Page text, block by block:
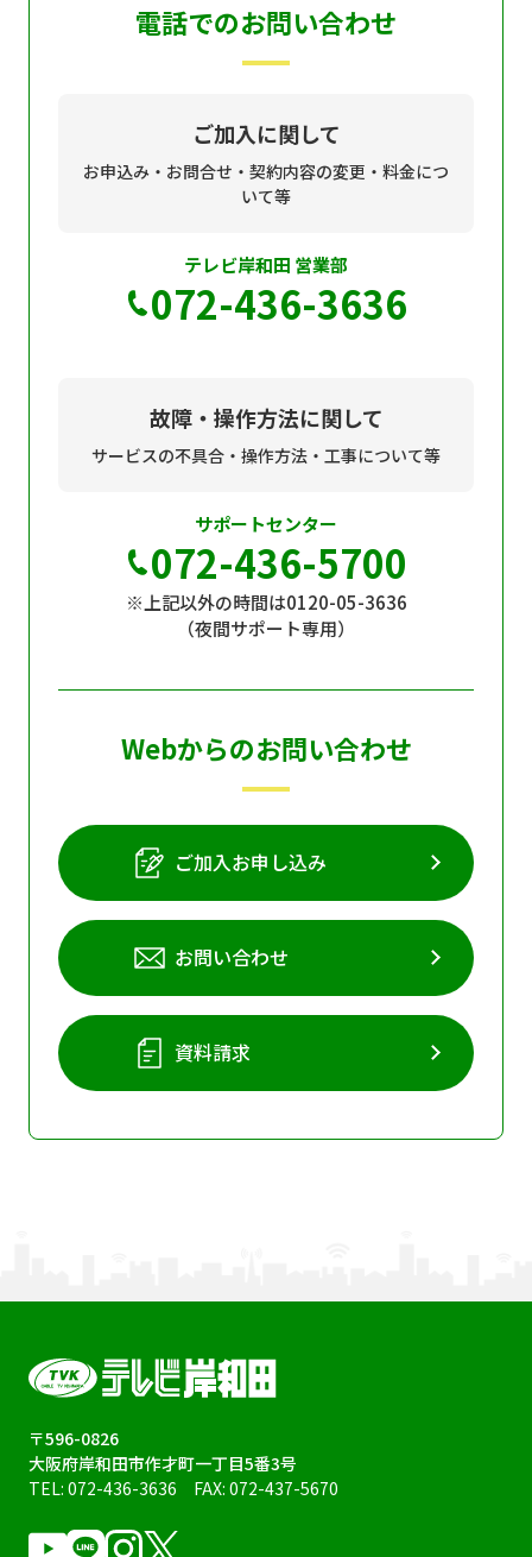
公表事項
電話でのお問い合わせ
ご加入に関して
お申込み・お問合せ・契約内容の変更・料金につ
いて等
テレビ岸和田 営業部
072-436-3636
故障・操作方法に関して
サービスの不具合・操作方法・工事について等
サポートセンター
072-436-5700
※上記以外の時間は0120-05-3636
（夜間サポート専用）
Webからのお問い合わせ
ご加入お申し込み
お問い合わせ
資料請求
〒596-0826
大阪府岸和田市作才町一丁目5番3号
TEL: 072-436-3636 FAX: 072-437-5670